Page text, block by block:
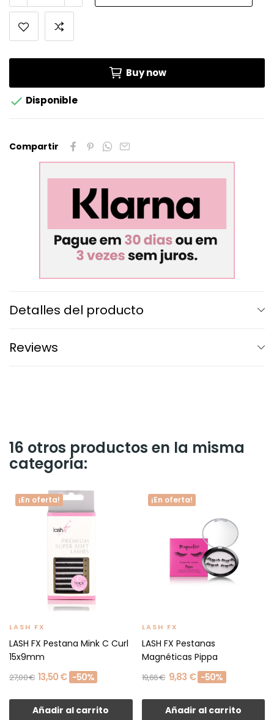
Buy now
 Disponible
Compartir
Detalles del producto
Reviews
16 otros productos en la misma
categoría:
¡En oferta!
LASH FX
LASH FX Pestana Mink C Curl
15x9mm
27,00 € 13,50 € -50%
Añadir al carrito
¡En oferta!
LASH FX
LASH FX Pestanas
Magnéticas Pippa
19,66 € 9,83 € -50%
Añadir al carrito